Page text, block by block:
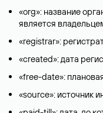
«org»: название
является
«registrar»:
«created»: дата
«free-date»:
«source»: источник